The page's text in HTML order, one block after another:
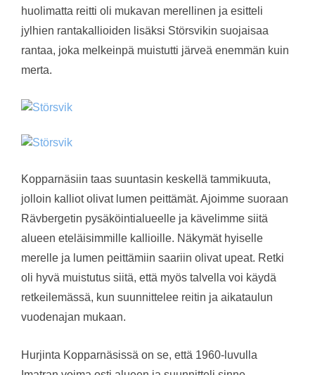
huolimatta reitti oli mukavan merellinen ja esitteli
jylhien rantakallioiden lisäksi Störsvikin suojaisaa
rantaa, joka melkeinpä muistutti järveä enemmän kuin
merta.
Kopparnäsiin taas suuntasin keskellä tammikuuta,
jolloin kalliot olivat lumen peittämät. Ajoimme suoraan
Rävbergetin pysäköintialueelle ja kävelimme siitä
alueen eteläisimmille kallioille. Näkymät hyiselle
merelle ja lumen peittämiin saariin olivat upeat. Retki
oli hyvä muistutus siitä, että myös talvella voi käydä
retkeilemässä, kun suunnittelee reitin ja aikataulun
vuodenajan mukaan.
Hurjinta Kopparnäsissä on se, että 1960-luvulla